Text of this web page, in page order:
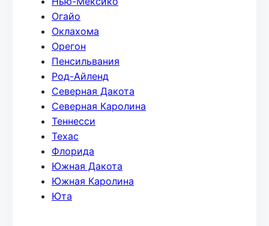
Огайо
Оклахома
Орегон
Пенсильвания
Род-Айленд
Северная Дакота
Северная Каролина
Теннесси
Техас
Флорида
Южная Дакота
Южная Каролина
Юта